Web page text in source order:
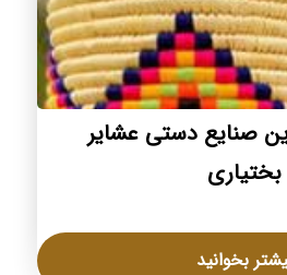
صنایع دستی عشایر
بختیاری
بخوانید